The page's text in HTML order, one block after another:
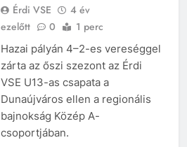
Érdi VSE
4 év
ezelőtt
0 1 perc
Hazai pályán 4–2-es vereséggel
zárta az őszi szezont az Érdi
VSE U13-as csapata a
Dunaújváros ellen a regionális
bajnokság Közép A-
csoportjában.